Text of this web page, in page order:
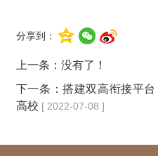
分享到：
上一条：没有了！
下一条：搭建双高衔接平
高校 [ 2022-07-08 ]